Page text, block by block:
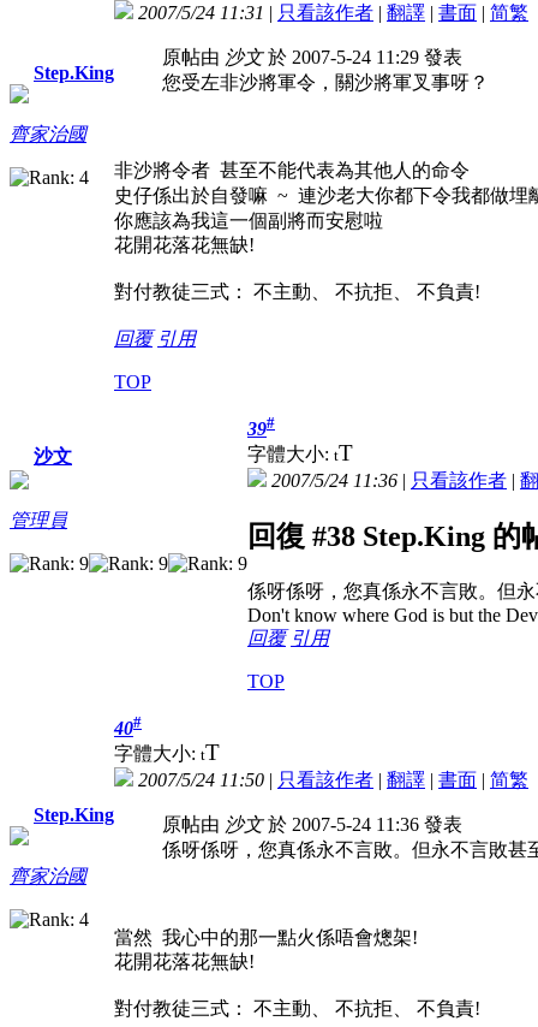
Step.King
齊家治國
2007/5/24 11:31 | 只看該作者 | 翻譯 | 書面 | 简繁
原帖由 沙文於 2007-5-24 11:29 發表
您受左非沙將軍令，關沙將軍叉事呀？
非沙將令者 甚至不能代表為其他人的命令
史仔係出於自發嘛 ~ 連沙老大你都下令我都做埋
你應該為我這一個副將而安慰啦
花開花落花無缺!
對付教徒三式： 不主動、 不抗拒、 不負責!
回覆 引用
TOP
沙文
管理員
39#
字體大小: tT
2007/5/24 11:36 | 只看該作者 |
回復 #38 Step.King 的
係呀係呀，您真係永不言敗。但
Don't know where God is but the
回覆 引用
TOP
Step.King
齊家治國
40#
字體大小: tT
2007/5/24 11:50 | 只看該作者 | 翻譯 | 書面 | 简繁
原帖由 沙文於 2007-5-24 11:36 發表
係呀係呀，您真係永不言敗。但永不言敗甚
當然 我心中的那一點火係唔會熜架!
花開花落花無缺!
對付教徒三式： 不主動、 不抗拒、 不負責!